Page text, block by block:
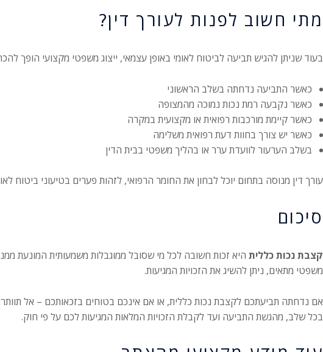
מתי חשוב לפנות לעורך דין?
בעוד שניתן להגיש תביעה לביטוח לאומי באופן עצמאי, ייצוג משפטי מקצועי הופך
כאשר התביעה נדחתה בשלב הראשוני
כאשר נקבעה רמת נכות נמוכה מהמצופה
כאשר קיימת מורכבות רפואית או מקצועית במקרה
כאשר יש צורך בחוות דעת רפואית משלימה
בשלב הערעור לוועדת ערר או בהליך משפטי בבית הדין
עורך דין מנוסה בתחום יוכל לבחון את החומר הרפואי, לזהות פערים בטיעוני ביטוח
סיכום
קצבת נכות כללית היא זכות חשובה לכל מי שסובל ממוגבלות משמעותית המונעת
משפטי מתאים, ניתן להשיג את הזכויות המגיעות.
אם נדחתה תביעתכם לקצבת נכות כללית, או אם אינכם בטוחים בזכאותכם – אל
בכל שלב, מהגשת התביעה ועד לקבלת הזכויות המלאות המגיעות לכם על פי חוק.